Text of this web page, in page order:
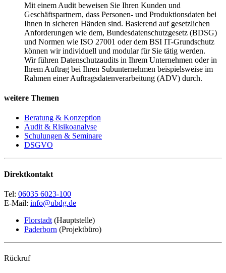
Mit einem Audit beweisen Sie Ihren Kunden und
Geschäftspartnern, dass Personen- und Produktionsdaten bei
Ihnen in sicheren Händen sind. Basierend auf gesetzlichen
Anforderungen wie dem, Bundesdatenschutzgesetz (BDSG)
und Normen wie ISO 27001 oder dem BSI IT-Grundschutz
können wir individuell und modular für Sie tätig werden.
Wir führen Datenschutzaudits in Ihrem Unternehmen oder in
Ihrem Auftrag bei Ihren Subunternehmen beispielsweise im
Rahmen einer Auftragsdatenverarbeitung (ADV) durch.
weitere Themen
Beratung & Konzeption
Audit & Risikoanalyse
Schulungen & Seminare
DSGVO
Direktkontakt
Tel: 06035 6023-100
E-Mail: info@ubdg.de
Florstadt (Hauptstelle)
Paderborn (Projektbüro)
Rückruf